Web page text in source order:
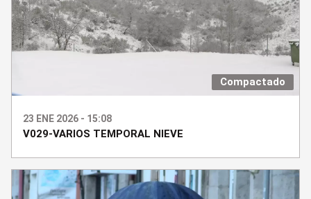
Compactado
23 ENE 2026 - 15:08
V029-VARIOS TEMPORAL NIEVE